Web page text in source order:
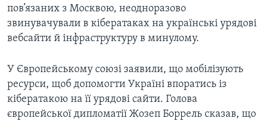
пов’язаних з Москвою, неодноразово
звинувачували в кібератаках на українські урядові
вебсайти й інфраструктуру в минулому.
У Європейському союзі заявили, що мобілізують
ресурси, щоб допомогти Україні впоратись із
кібератакою на її урядові сайти. Голова
європейської дипломатії Жозеп Боррель сказав, що